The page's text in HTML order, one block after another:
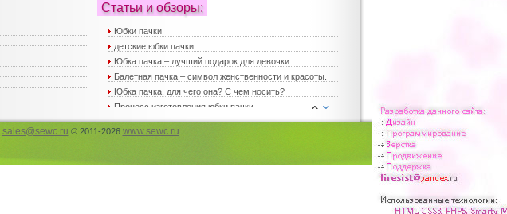
Статьи и обзоры:
Юбки пачки
детские юбки пачки
Юбка пачка – лучший подарок для девочки
Балетная пачка – символ женственности и красоты.
Юбка пачка, для чего она? С чем носить?
Процесс изготовления юбки пачки
Вечерние платья
Пышные платья
Пышные юбки – хит сезона
sales@sewc.ru © 2011-2026 www.sewc.ru